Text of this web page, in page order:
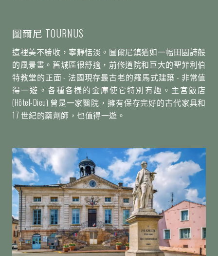
圖爾尼 TOURNUS
這裡美不勝收，寧靜恬淡。圖爾尼鎮猶如一幅田園詩般
的風景畫。舊城區很舒適，前修道院和巨大的聖菲利伯
特教堂的正面 - 法國現存最古老的羅馬式建築 - 非常值
得一遊。各種各樣的金庫使它特別有趣。主宮飯店
(Hôtel-Dieu) 曾是一家醫院，擁有保存完好的古代家具和
17 世紀的藥劑師，也值得一遊。